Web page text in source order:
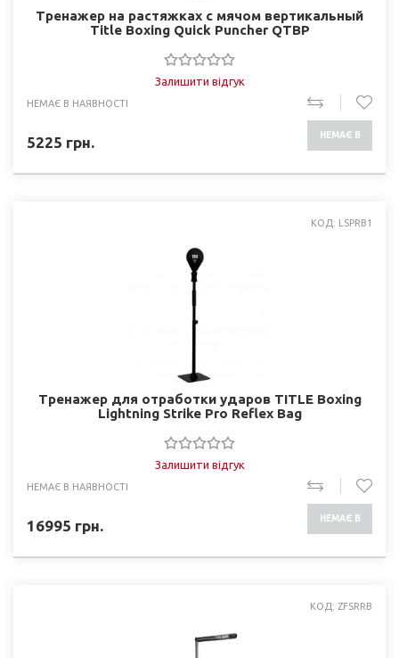
Тренажер на растяжках с мячом вертикальный
Title Boxing Quick Puncher QTBP
Залишити відгук
НЕМАЄ В НАЯВНОСТІ
5225 грн. НЕМАЄ В
КОД: LSPRB1
Тренажер для отработки ударов TITLE Boxing
Lightning Strike Pro Reflex Bag
Залишити відгук
НЕМАЄ В НАЯВНОСТІ
16995 грн. НЕМАЄ В
КОД: ZFSRRB